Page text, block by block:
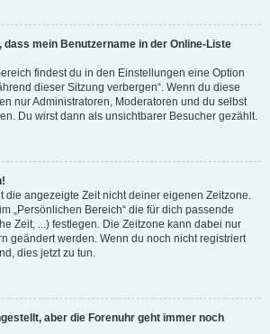
dass mein Benutzername in der Online-Liste
findest du in den Einstellungen eine Option
dieser Sitzung verbergen“. Wenn du diese
nur Administratoren, Moderatoren und du selbst
Du wirst dann als unsichtbarer Besucher gezählt.
die angezeigte Zeit nicht deiner eigenen Zeitzone.
„Persönlichen Bereich“ die für dich passende
Zeit, ...) festlegen. Die Zeitzone kann dabei nur
geändert werden. Wenn du noch nicht registriert
dies jetzt zu tun.
aber die Forenuhr geht immer noch